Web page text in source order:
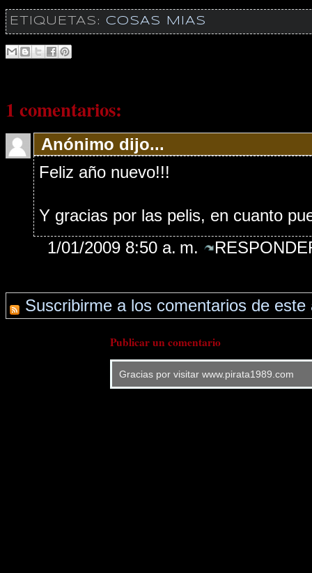
ETIQUETAS: COSAS MIAS
1 comentarios:
Anónimo dijo...
Feliz año nuevo!!!
Y gracias por las pelis, en cuanto
1/01/2009 8:50 a. m.
Suscribirme a los comentarios de este
Publicar un comentario
Gracias por visitar www.pirata1989.com